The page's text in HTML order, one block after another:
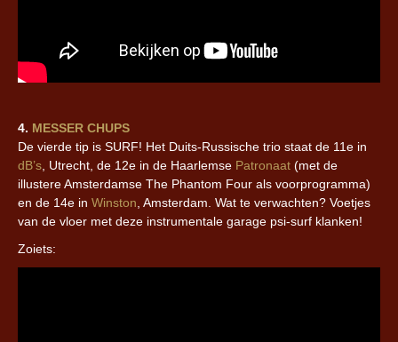
4. MESSER CHUPS
De vierde tip is SURF! Het Duits-Russische trio staat de 11e in
dB’s , Utrecht, de 12e in de Haarlemse Patronaat (met de
illustere Amsterdamse The Phantom Four als voorprogramma)
en de 14e in Winston , Amsterdam . Wat te verwachten? Voetjes
van de vloer met deze instrumentale garage psi-surf klanken!
Zoiets: